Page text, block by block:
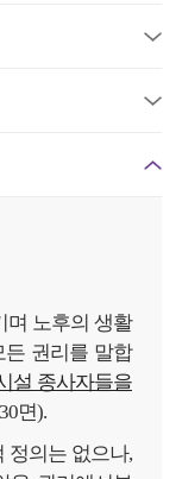
며 노후의 생활
든 권리를 말합
설 종사자들을
면).
의는 없으나,